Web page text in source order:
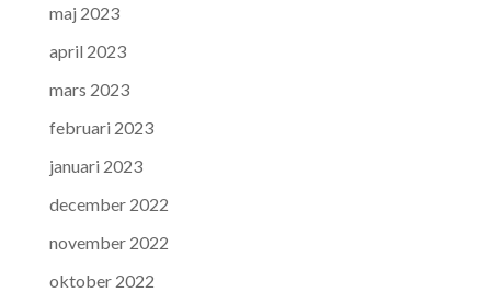
maj 2023
april 2023
mars 2023
februari 2023
januari 2023
december 2022
november 2022
oktober 2022